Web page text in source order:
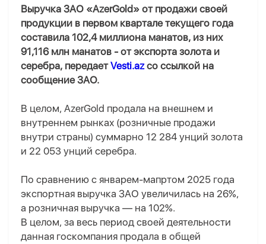
Выручка ЗАО «AzerGold» от продажи своей
продукции в первом квартале текущего года
составила 102,4 миллиона манатов, из них
91,116 млн манатов - от экспорта золота и
серебра, передаетVesti.azсо ссылкой на
сообщение ЗАО.
В целом, AzerGold продала на внешнем и
внутреннем рынках (розничные продажи
внутри страны) суммарно 12 284 унций золота
и 22 053 унций серебра.
По сравнению с январем-мапртом 2025 года
экспортная выручка ЗАО увеличилась на 26%,
а розничная выручка — на 102%.
В целом, за весь период своей деятельности
данная госкомпания продала в общей